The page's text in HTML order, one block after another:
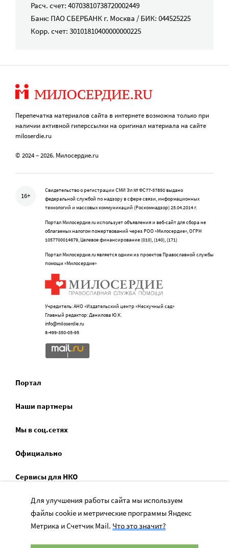
Расч. счет: 40703810738720002449
Банк: ПАО СБЕРБАНК г. Москва / БИК: 044525225
Корр. счет: 30101810400000000225
Перепечатка материалов сайта в интернете возможна только при
наличии активной гиперссылки на оригинал материала на сайте
miloserdie.ru
© 2024 – 2026. Милосердие.ru
16+
Свидетельство о регистрации СМИ Эл № ФС77-57850 выдано
федеральной службой по надзору в сфере связи, информационных
технологий и массовых коммуникаций (Роскомнадзор) 25.04.2014 г.
Портал Милосердие.ru использует объявления и веб-сайт для сбора не
облагаемых налогом пожертвований через РОО «Милосердие», ОГРН
1057700014679, Целевое финансирование (010), (140), (171)
Портал Милосердие.ru является одним из проектов Православной службы
помощи «Милосердие»
Учредитель: АНО «Издательский центр «Нескучный сад»
Главный редактор: Данилова Ю.К.
info@miloserdie.ru
8-499-350-05-95
Портал
Наши партнеры
Мы в соц.сетях
Официально
Сервисы для НКО
Спецпроекты
Социальное служение
Для улучшения работы сайта мы используем
файлы cookie и метрические программы Яндекс
Метрика и Счетчик Mail. Что это значит?